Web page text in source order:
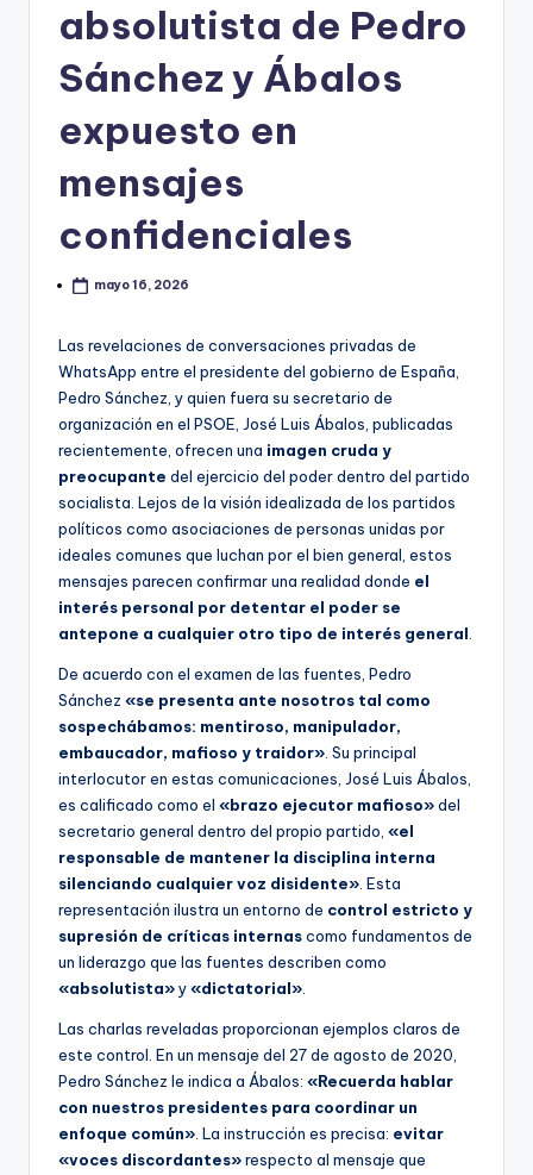
absolutista de Pedro
Sánchez y Ábalos
expuesto en
mensajes
confidenciales
mayo 16, 2026
Las revelaciones de conversaciones privadas de
WhatsApp entre el presidente del gobierno de España,
Pedro Sánchez, y quien fuera su secretario de
organización en el PSOE, José Luis Ábalos, publicadas
recientemente, ofrecen una imagen cruda y
preocupante del ejercicio del poder dentro del partido
socialista. Lejos de la visión idealizada de los partidos
políticos como asociaciones de personas unidas por
ideales comunes que luchan por el bien general, estos
mensajes parecen confirmar una realidad donde el
interés personal por detentar el poder se
antepone a cualquier otro tipo de interés general.
De acuerdo con el examen de las fuentes, Pedro
Sánchez «se presenta ante nosotros tal como
sospechábamos: mentiroso, manipulador,
embaucador, mafioso y traidor». Su principal
interlocutor en estas comunicaciones, José Luis Ábalos,
es calificado como el «brazo ejecutor mafioso»del
secretario general dentro del propio partido, «el
responsable de mantener la disciplina interna
silenciando cualquier voz disidente». Esta
representación ilustra un entorno de control estricto y
supresión de críticas internascomo fundamentos de
un liderazgo que las fuentes describen como
«absolutista»y«dictatorial».
Las charlas reveladas proporcionan ejemplos claros de
este control. En un mensaje del 27 de agosto de 2020,
Pedro Sánchez le indica a Ábalos: «Recuerda hablar
con nuestros presidentes para coordinar un
enfoque común». La instrucción es precisa: evitar
«voces discordantes»respecto al mensaje que